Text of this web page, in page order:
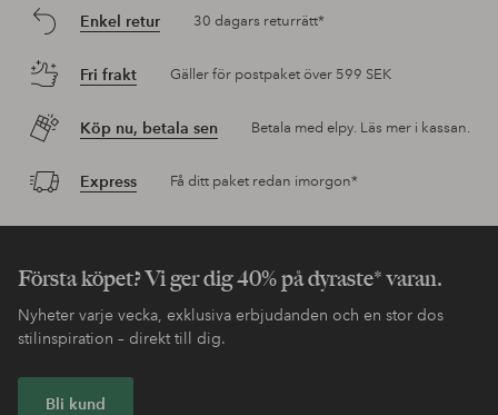
Enkel retur 30 dagars returrätt*
Fri frakt Gäller för postpaket över 599 SEK
Köp nu, betala sen Betala med elpy. Läs mer i kassan.
Express Få ditt paket redan imorgon*
Första köpet? Vi ger dig 40% på dyraste* varan.
Nyheter varje vecka, exklusiva erbjudanden och en stor dos
stilinspiration – direkt till dig.
Bli kund